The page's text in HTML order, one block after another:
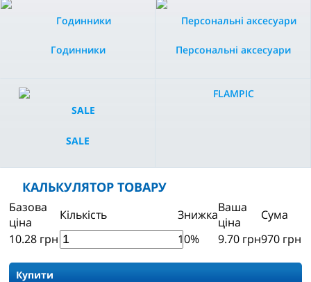
Годинники Персональні аксесуари
SALE
FLAMPIC
КАЛЬКУЛЯТОР ТОВАРУ
Базова
ціна
Кількість ЗнижкаВаша
ціна
Сума
10.28 грн 10% 9.70 грн970 грн
Купити